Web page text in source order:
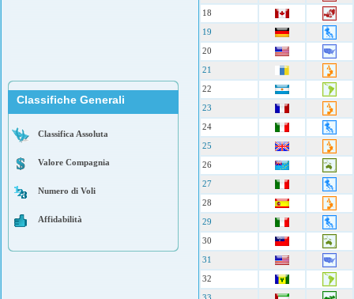
Classifiche Generali
Classifica Assoluta
Valore Compagnia
Numero di Voli
Affidabilità
18
19
20
21
22
23
24
25
26
27
28
29
30
31
32